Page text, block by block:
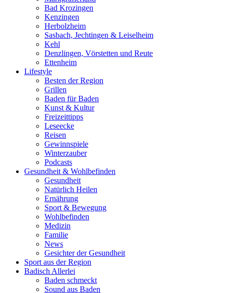
Bad Krozingen
Kenzingen
Herbolzheim
Sasbach, Jechtingen & Leiselheim
Kehl
Denzlingen, Vörstetten und Reute
Ettenheim
Lifestyle
Besten der Region
Grillen
Baden für Baden
Kunst & Kultur
Freizeittipps
Leseecke
Reisen
Gewinnspiele
Winterzauber
Podcasts
Gesundheit & Wohlbefinden
Gesundheit
Natürlich Heilen
Ernährung
Sport & Bewegung
Wohlbefinden
Medizin
Familie
News
Gesichter der Gesundheit
Sport aus der Region
Badisch Allerlei
Baden schmeckt
Sound aus Baden